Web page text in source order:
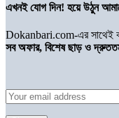
এখনই যোগ দিন! হয়ে উঠুন
Dokanbari.com-এর সাথেই
সব অফার, বিশেষ ছাড় ও